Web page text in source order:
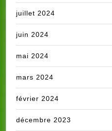
juillet 2024
juin 2024
mai 2024
mars 2024
février 2024
décembre 2023